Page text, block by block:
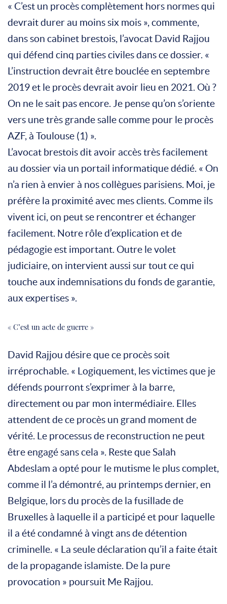
« C’est un procès complètement hors normes qui
devrait durer au moins six mois », commente,
dans son cabinet brestois, l’avocat David Rajjou
qui défend cinq parties civiles dans ce dossier. «
L’instruction devrait être bouclée en septembre
2019 et le procès devrait avoir lieu en 2021. Où ?
On ne le sait pas encore. Je pense qu’on s’oriente
vers une très grande salle comme pour le procès
AZF, à Toulouse (1) ».
L’avocat brestois dit avoir accès très facilement
au dossier via un portail informatique dédié. « On
n’a rien à envier à nos collègues parisiens. Moi, je
préfère la proximité avec mes clients. Comme ils
vivent ici, on peut se rencontrer et échanger
facilement. Notre rôle d’explication et de
pédagogie est important. Outre le volet
judiciaire, on intervient aussi sur tout ce qui
touche aux indemnisations du fonds de garantie,
aux expertises ».
« C’est un acte de guerre »
David Rajjou désire que ce procès soit
irréprochable. « Logiquement, les victimes que je
défends pourront s’exprimer à la barre,
directement ou par mon intermédiaire. Elles
attendent de ce procès un grand moment de
vérité. Le processus de reconstruction ne peut
être engagé sans cela ». Reste que Salah
Abdeslam a opté pour le mutisme le plus complet,
comme il l’a démontré, au printemps dernier, en
Belgique, lors du procès de la fusillade de
Bruxelles à laquelle il a participé et pour laquelle
il a été condamné à vingt ans de détention
criminelle. « La seule déclaration qu’il a faite était
de la propagande islamiste. De la pure
provocation » poursuit Me Rajjou.